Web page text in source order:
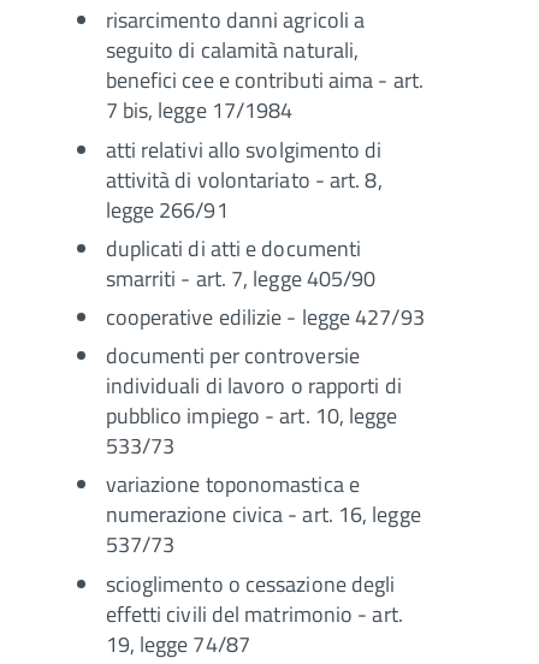
risarcimento danni agricoli a
seguito di calamità naturali,
benefici cee e contributi aima - art.
7 bis, legge 17/1984
atti relativi allo svolgimento di
attività di volontariato - art. 8,
legge 266/91
duplicati di atti e documenti
smarriti - art. 7, legge 405/90
cooperative edilizie - legge 427/93
documenti per controversie
individuali di lavoro o rapporti di
pubblico impiego - art. 10, legge
533/73
variazione toponomastica e
numerazione civica - art. 16, legge
537/73
scioglimento o cessazione degli
effetti civili del matrimonio - art.
19, legge 74/87